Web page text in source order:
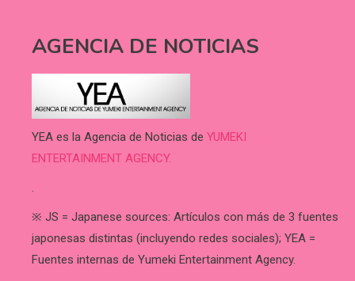
AGENCIA DE NOTICIAS
YEA es la Agencia de Noticias de YUMEKI
ENTERTAINMENT AGENCY.
.
※ JS = Japanese sources: Artículos con más de 3 fuentes
japonesas distintas (incluyendo redes sociales); YEA =
Fuentes internas de Yumeki Entertainment Agency.